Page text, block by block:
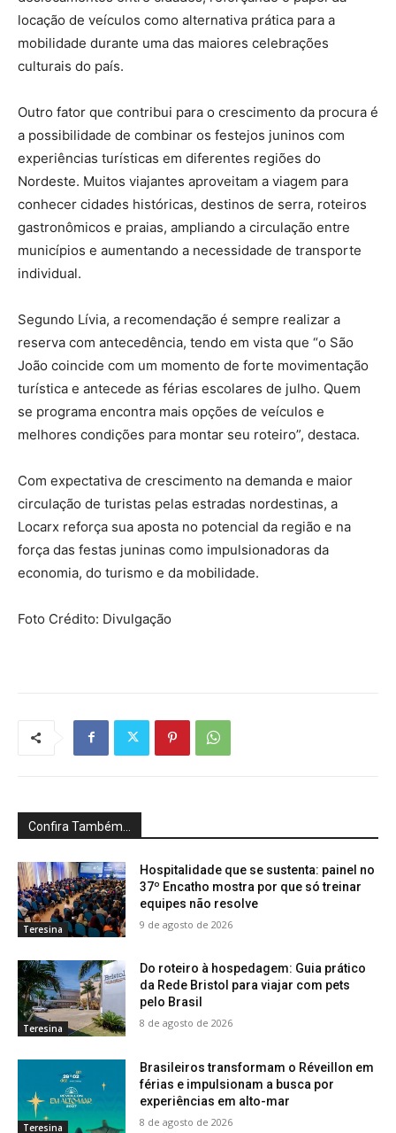
locação de veículos como alternativa prática para a
mobilidade durante uma das maiores celebrações
culturais do país.
Outro fator que contribui para o crescimento da procura é
a possibilidade de combinar os festejos juninos com
experiências turísticas em diferentes regiões do
Nordeste. Muitos viajantes aproveitam a viagem para
conhecer cidades históricas, destinos de serra, roteiros
gastronômicos e praias, ampliando a circulação entre
municípios e aumentando a necessidade de transporte
individual.
Segundo Lívia, a recomendação é sempre realizar a
reserva com antecedência, tendo em vista que “o São
João coincide com um momento de forte movimentação
turística e antecede as férias escolares de julho. Quem
se programa encontra mais opções de veículos e
melhores condições para montar seu roteiro”, destaca.
Com expectativa de crescimento na demanda e maior
circulação de turistas pelas estradas nordestinas, a
Locarx reforça sua aposta no potencial da região e na
força das festas juninas como impulsionadoras da
economia, do turismo e da mobilidade.
Foto Crédito: Divulgação
Confira Também...
Teresina
Hospitalidade que se sustenta: painel no
37º Encatho mostra por que só treinar
equipes não resolve
9 de agosto de 2026
Teresina
Do roteiro à hospedagem: Guia prático
da Rede Bristol para viajar com pets
pelo Brasil
8 de agosto de 2026
Teresina
Brasileiros transformam o Réveillon em
férias e impulsionam a busca por
experiências em alto-mar
8 de agosto de 2026